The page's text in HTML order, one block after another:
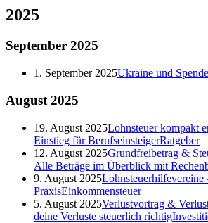
2025
September 2025
1. September 2025Ukraine und
August 2025
19. August 2025Lohnsteuer kompakt
Einstieg für BerufseinsteigerRatgeber
12. August 2025Grundfreibetrag &
Alle Beträge im Überblick mit
9. August 2025
PraxisEinkommensteuer
5. August 2025Verlustvortrag &
deine Verluste steuerlich richtig